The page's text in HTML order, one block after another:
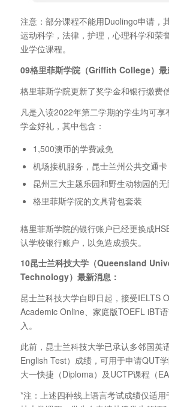
注意：部分课程不能用Duolingo申请，
运动科学，法律，护理，心理科学和荣
业学位课程。
09格里菲斯学院（Griffith College）最
格里菲斯学院更新了奖学金和银行缴费
凡是入读2022年第二学期的学生均可
学金好礼，其中包含：
1,500澳币的学费减免
机场接机服务，昆士兰州公共交通卡
昆州三大主题乐园和野生动物园的
格里菲斯学院的文具背包套装
格里菲斯学院的银行账户已经更换成
认学校银行账户，以免造成损失。
10昆士兰科技大学（Queensland
Technology）最新消息：
昆士兰科技大学自即日起，接受IELTS
Academic Online、家庭版TOEFL iBT
入。
此前，昆士兰科技大学已承认多邻国英
English Test）成绩，可用于申请QUT学
大一快捷（Diploma）及UCTP课程（
*注：上述四种线上语言考试成绩仅适